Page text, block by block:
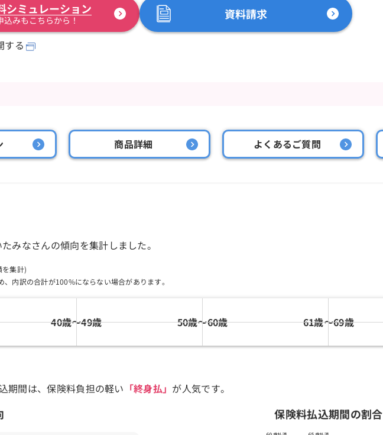
シミュレーション
込みもこちらから！
する
資料請求
商品詳細 よくあるご質問
みなさんの傾向を集計しました。
集計)
内訳の合計が100%にならない場合があります。
40歳〜49歳 50歳〜60歳 61歳〜69歳
期間は、保険料負担の軽い 「終身払」 が人気です。
保険料払込期間の割合